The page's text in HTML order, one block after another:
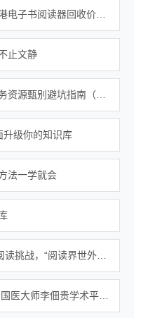
止文静
升级你的知识库
法一学就会